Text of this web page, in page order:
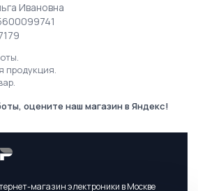
Ивановна
продукция.
оцените наш магазин в Яндекс!
магазин электроники в Москве